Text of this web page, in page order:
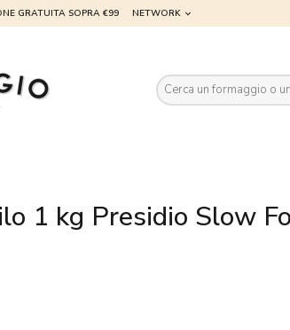
GRATUITA SOPRA €99 NETWORK
1 kg Presidio Slow